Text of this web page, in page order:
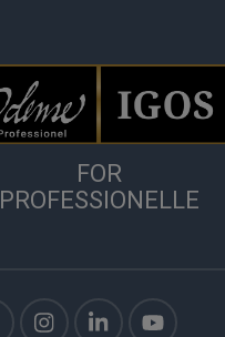
FOR
PROFESSIONELLE